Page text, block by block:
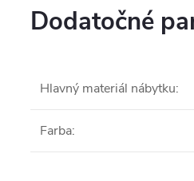
Dodatočné
Hlavný materiál nábytku:
Farba: